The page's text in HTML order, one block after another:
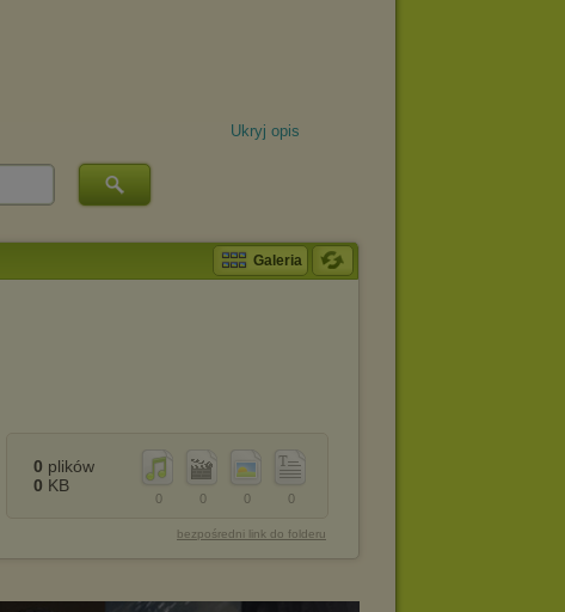
Ukryj opis
Galeria
0
0
0
0
0 plików
0 KB
bezpośredni link do folderu